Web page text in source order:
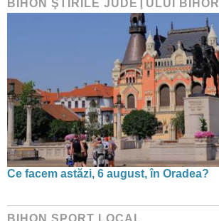
BIHON ŞTIRILE JUDEŢULUI BIHOR
Ce facem astăzi, 6 august, în Oradea?
BIHON SPORT LOCAL